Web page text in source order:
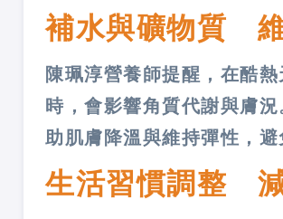
補水與礦物質
陳珮淳營養師提醒，在酷
時，會影響角質代謝與膚
助肌膚降溫與維持彈性，避
生活習慣調整